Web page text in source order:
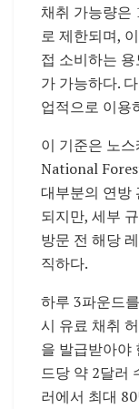
채취 가능량은
로 제한되며,
접 소비하는
가 가능하다.
업적으로 이용
이 기준은 노
National
대부분의 연방
되지만, 세부
방문 전 해당
직하다.
하루 3파운드
시 유료 채취
을 발급받아야
드당 약 2달러
러에서 최대